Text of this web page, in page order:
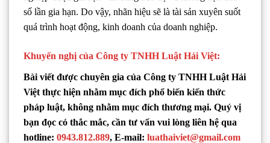
số lần gia hạn. Do vậy, nhãn hiệu sẽ là tài sản xuyên suốt
quá trình hoạt động, kinh doanh của doanh nghiệp.
Khuyến nghị của Công ty TNHH Luật Hải Việt:
Bài viết được chuyên gia của Công ty TNHH Luật Hải
Việt thực hiện nhằm mục đích phổ biến kiến thức
pháp luật, không nhằm mục đích thương mại. Quý vị
bạn đọc có thắc mắc, cần tư vấn vui lòng liên hệ qua
hotline: 0943.812.889, E-mail: luathaiviet@gmail.com